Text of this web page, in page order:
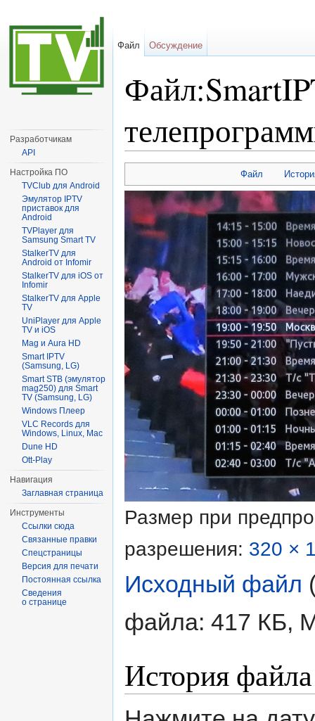
Файл
Размер при
разрешения: 320 ×
Исходный файл
файла: 417 КБ,
История файла
Файл Обсуждение
Разработчикам
API
Настройка ПО
TVClub для Android
Эмулятор IPTV
приставок для
Android
TVPlayer для
Samsung Smart TV
StalkerTV для
Android от Infomir
StalkerTV для iOS от
Infomir
StalkerTV для Apple
TV
UniPlayer для Apple
TV и iOS
Mag и Aura HD
Smart IPTV
(Samsung, LG)
Smart STB (эмулятор
mag250) для Smart
TV (Samsung, LG)
Windows Плеер
VLC Records для
Windows, Linux, Mac
Dune HD
Ott-Play
Навигация
Заглавная страница
Инструменты
Ссылки сюда
Связанные правки
Спецстраницы
Версия для печати
Постоянная ссылка
Сведения
о странице